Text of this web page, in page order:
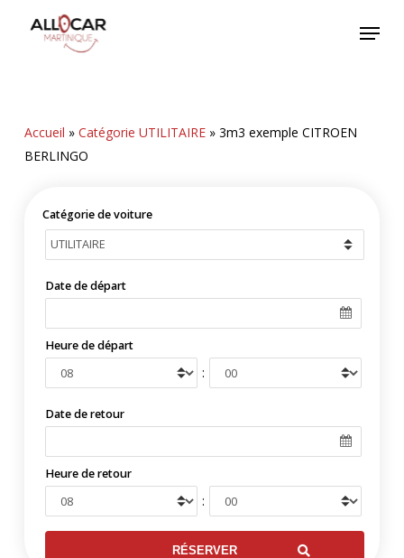
Menu
Accueil » Catégorie UTILITAIRE» 3m3 exemple CITROEN
BERLINGO
Catégorie de voiture
Date de départ
Heure de départ
:
Date de retour
Heure de retour
: